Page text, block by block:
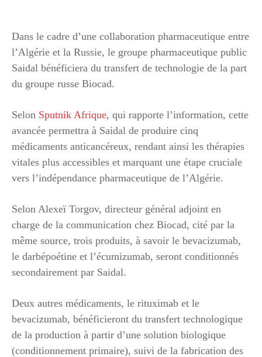
Dans le cadre d’une collaboration pharmaceutique entre
l’Algérie et la Russie, le groupe pharmaceutique public
Saidal bénéficiera du transfert de technologie de la part
du groupe russe Biocad.
Selon Sputnik Afrique, qui rapporte l’information, cette
avancée permettra à Saidal de produire cinq
médicaments anticancéreux, rendant ainsi les thérapies
vitales plus accessibles et marquant une étape cruciale
vers l’indépendance pharmaceutique de l’Algérie.
Selon Alexeï Torgov, directeur général adjoint en
charge de la communication chez Biocad, cité par la
même source, trois produits, à savoir le bevacizumab,
le darbépoétine et l’écumizumab, seront conditionnés
secondairement par Saidal.
Deux autres médicaments, le rituximab et le
bevacizumab, bénéficieront du transfert technologique
de la production à partir d’une solution biologique
(conditionnement primaire), suivi de la fabrication des